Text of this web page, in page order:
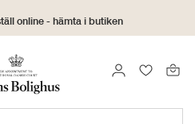
online - hämta i butiken
returrätt
LOGGA IN